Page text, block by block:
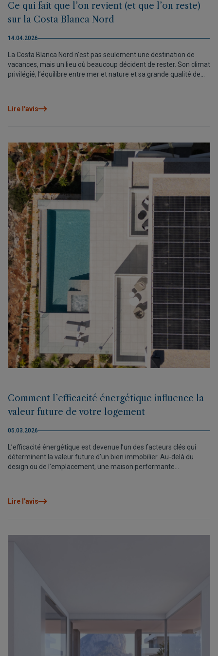
Ce qui fait que l’on revient (et que l’on reste)
sur la Costa Blanca Nord
14.04.2026
La Costa Blanca Nord n’est pas seulement une destination de
vacances, mais un lieu où beaucoup décident de rester. Son climat
privilégié, l’équilibre entre mer et nature et sa grande qualité de
Lire l'avis
Comment l’efficacité énergétique influence la
valeur future de votre logement
05.03.2026
L’efficacité énergétique est devenue l’un des facteurs clés qui
déterminent la valeur future d’un bien immobilier. Au-delà du
design ou de l’emplacement, une maison performante
durable, c’est une manière intelligente de protéger et de valoriser
Lire l'avis